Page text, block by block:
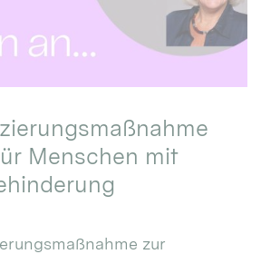
Menschen mit
zur